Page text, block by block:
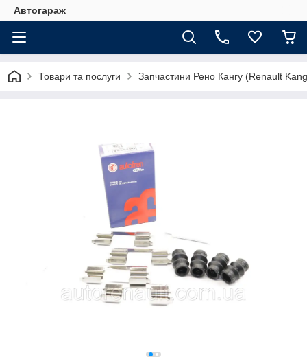
Автогараж
Товари та послуги Запчастини Рено Кангу (Renault